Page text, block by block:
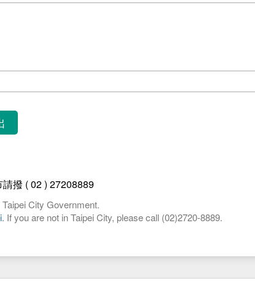
請撥 ( 02 ) 27208889
City Government.
. If you are not in Taipei City, please call (02)2720-8889.